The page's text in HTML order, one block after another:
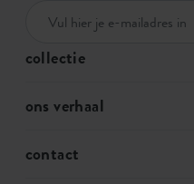
collectie
ons verhaal
contact